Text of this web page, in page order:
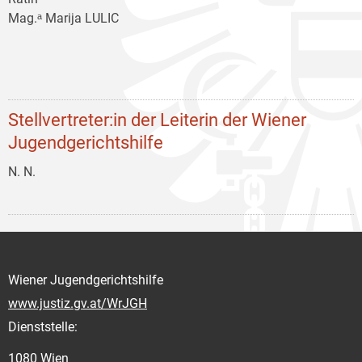
Mag.ᵃ Marija LULIC
Stellvertreter:in der Leiterin der Wiener
Jugendgerichtshilfe
N. N.
Wiener Jugendgerichtshilfe
www.justiz.gv.at/WrJGH
Dienststelle:
1080 Wien